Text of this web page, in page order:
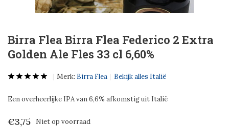
Birra Flea Birra Flea Federico 2 Extra
Golden Ale Fles 33 cl 6,60%
Merk: Birra Flea Bekijk alles Italië
Een overheerlijke IPA van 6,6% afkomstig uit Italië
€3,75 Niet op voorraad